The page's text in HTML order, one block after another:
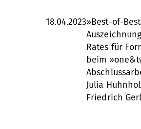
18.04.2023»Best-of-
Rates für
beim
Julia
Friedrich